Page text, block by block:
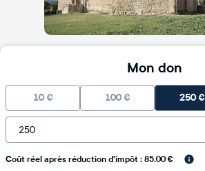
Mon don
10 € 100 € 250€
Coût réel après réduction d'impôt : 85.00 €